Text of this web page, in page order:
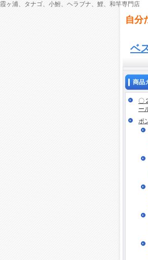
霞ヶ浦、タナゴ、小鮒、ヘラブナ、鯉、和竿専門店
自分
ベ
商品
〇
ー
ポ